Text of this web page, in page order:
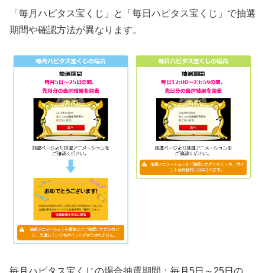
「毎月ハピタス宝くじ」と「毎日ハピタス宝くじ」で抽選
期間や確認方法が異なります。